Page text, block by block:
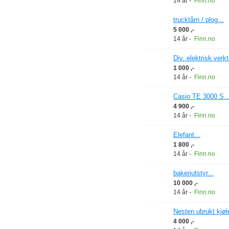
trucktårn / plog...
5 000 ,-
14 år - Finn.no
Div. elektrisk
1 000 ,-
14 år - Finn.no
Casio TE 3000 S...
4 900 ,-
14 år - Finn.no
Elefant...
1 800 ,-
14 år - Finn.no
bakeriutstyr...
10 000 ,-
14 år - Finn.no
Nesten ubrukt
4 000 ,-